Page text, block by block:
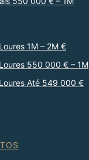
1M – 2M €
550 000 € – 1M
Até 549 000 €